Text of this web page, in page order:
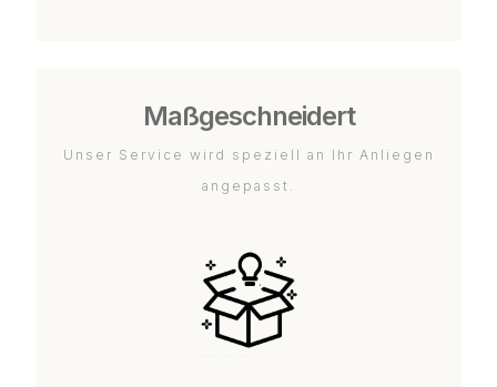
Maßgeschneidert
Unser Service wird speziell an Ihr Anliegen
angepasst.